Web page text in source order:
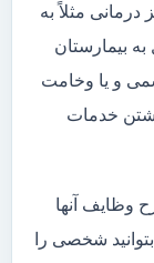
مثلاً به
بیمارستان
و یا وخامت
خدمات
وظایف آنها
شخصی را